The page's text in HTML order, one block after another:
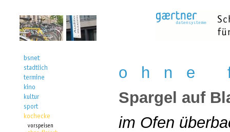
o h n e
Spargel auf
im Ofen